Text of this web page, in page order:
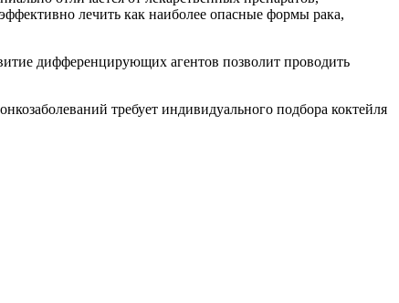
лечить как наиболее опасные формы рака,
дифференцирующих агентов позволит проводить
требует индивидуального подбора коктейля